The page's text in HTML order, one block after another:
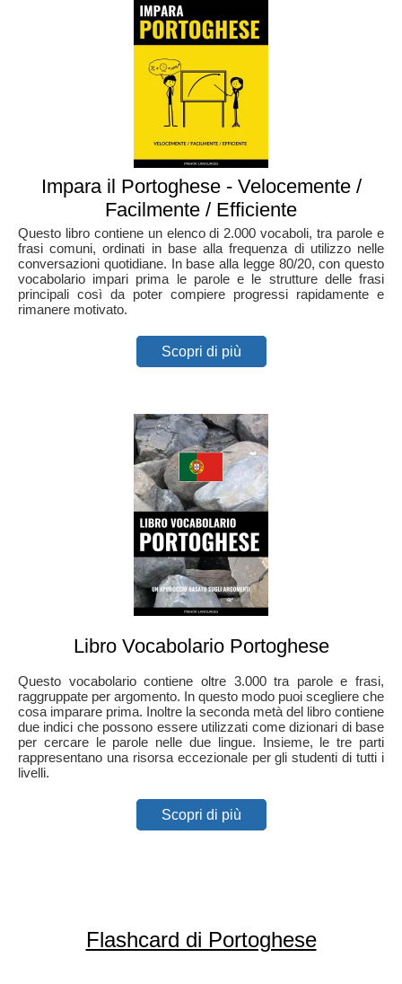
Impara il Portoghese - Velocemente /
Facilmente / Efficiente
Questo libro contiene un elenco di 2.000 vocaboli, tra parole e
frasi comuni, ordinati in base alla frequenza di utilizzo nelle
conversazioni quotidiane. In base alla legge 80/20, con questo
vocabolario impari prima le parole e le strutture delle frasi
principali così da poter compiere progressi rapidamente e
rimanere motivato.
Scopri di più
Libro Vocabolario Portoghese
Questo vocabolario contiene oltre 3.000 tra parole e frasi,
raggruppate per argomento. In questo modo puoi scegliere che
cosa imparare prima. Inoltre la seconda metà del libro contiene
due indici che possono essere utilizzati come dizionari di base
per cercare le parole nelle due lingue. Insieme, le tre parti
rappresentano una risorsa eccezionale per gli studenti di tutti i
livelli.
Scopri di più
Flashcard di Portoghese